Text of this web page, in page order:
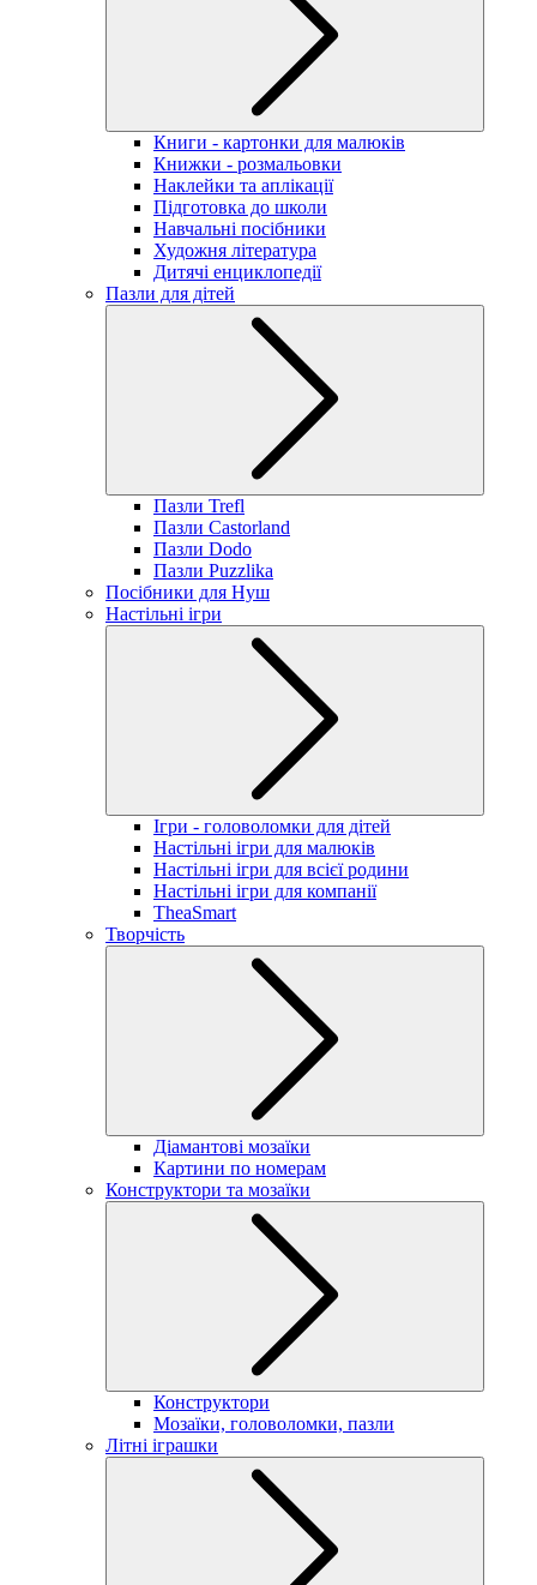
Книги - картонки для малюків
Книжки - розмальовки
Наклейки та аплікації
Підготовка до школи
Навчальні посібники
Художня література
Дитячі енциклопедії
Пазли для дітей
Пазли Trefl
Пазли Castorland
Пазли Dodo
Пазли Puzzlika
Посібники для Нуш
Настільні ігри
Ігри - головоломки для дітей
Настільні ігри для малюків
Настільні ігри для всієї родини
Настільні ігри для компанії
TheaSmart
Творчість
Діамантові мозаїки
Картини по номерам
Конструктори та мозаїки
Конструктори
Мозаїки, головоломки, пазли
Літні іграшки